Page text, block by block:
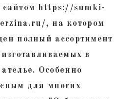
https://sumki-
, на котором
полный ассортимент
в
Особенно
для многих